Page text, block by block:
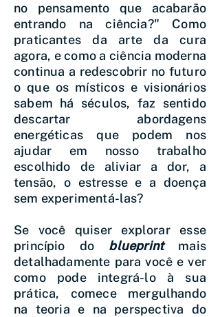
no pensamento que acabarão
entrando na ciência?" Como
praticantes da arte da cura
agora, e como a ciência moderna
continua a redescobrir no futuro
o que os místicos e visionários
sabem há séculos, faz sentido
descartar abordagens
energéticas que podem nos
ajudar em nosso trabalho
escolhido de aliviar a dor, a
tensão, o estresse e a doença
sem experimentá-las?
Se você quiser explorar esse
princípio do blueprintmais
detalhadamente para você e ver
como pode integrá-lo à sua
prática, comece mergulhando
na teoria e na perspectiva do